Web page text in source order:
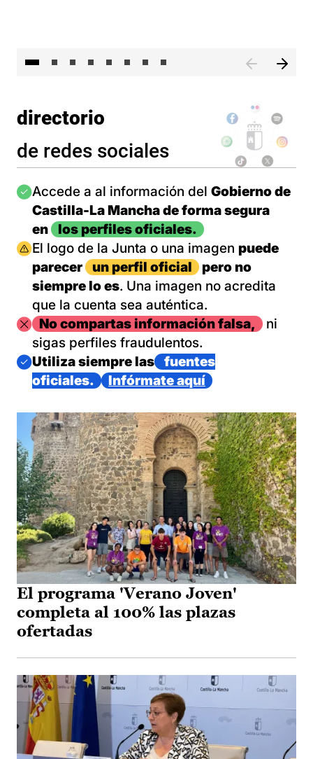
directorio
de redes sociales
Imagen
Accede a al información del Gobierno de
Castilla-La Mancha de forma segura
en
los perfiles oficiales.
Imagen
El logo de la Junta o una imagen puede
parecer
un perfil oficial
pero no
siempre lo es. Una imagen no acredita
que la cuenta sea auténtica.
ImagenNo compartas información falsa,
ni
sigas perfiles fraudulentos.
Imagen
Utiliza siempre las
fuentes
oficiales.
Infórmate aquí
El programa 'Verano Joven'
completa al 100% las plazas
ofertadas